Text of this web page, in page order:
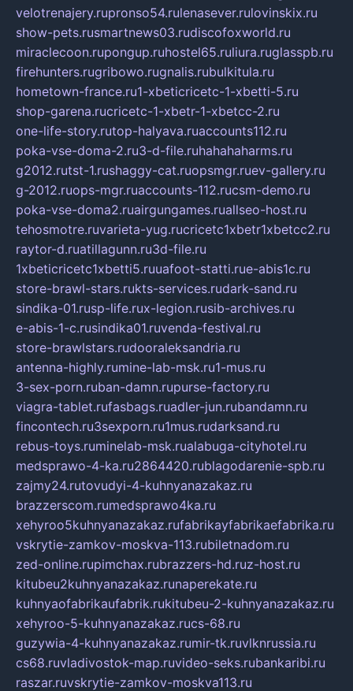
velotrenajery.rupronso54.rulenasever.rulovinskix.ru
show-pets.rusmartnews03.rudiscofoxworld.ru
miraclecoon.rupongup.ruhostel65.ruliura.ruglasspb.ru
firehunters.rugribowo.rugnalis.rubulkitula.ru
hometown-france.ru1-xbeticricetc-1-xbetti-5.ru
shop-garena.rucricetc-1-xbetr-1-xbetcc-2.ru
one-life-story.rutop-halyava.ruaccounts112.ru
poka-vse-doma-2.ru3-d-file.ruhahahaharms.ru
g2012.rutst-1.rushaggy-cat.ruopsmgr.ruev-gallery.ru
g-2012.ruops-mgr.ruaccounts-112.rucsm-demo.ru
poka-vse-doma2.ruairgungames.ruallseo-host.ru
tehosmotre.ruvarieta-yug.rucricetc1xbetr1xbetcc2.ru
raytor-d.ruatillagunn.ru3d-file.ru
1xbeticricetc1xbetti5.ruuafoot-statti.rue-abis1c.ru
store-brawl-stars.rukts-services.rudark-sand.ru
sindika-01.rusp-life.rux-legion.rusib-archives.ru
e-abis-1-c.rusindika01.ruvenda-festival.ru
store-brawlstars.rudooraleksandria.ru
antenna-highly.rumine-lab-msk.ru1-mus.ru
3-sex-porn.ruban-damn.rupurse-factory.ru
viagra-tablet.rufasbags.ruadler-jun.rubandamn.ru
fincontech.ru3sexporn.ru1mus.rudarksand.ru
rebus-toys.ruminelab-msk.rualabuga-cityhotel.ru
medsprawo-4-ka.ru2864420.rublagodarenie-spb.ru
zajmy24.rutovudyi-4-kuhnyanazakaz.ru
brazzerscom.rumedsprawo4ka.ru
xehyroo5kuhnyanazakaz.rufabrikayfabrikaefabrika.ru
vskrytie-zamkov-moskva-113.rubiletnadom.ru
zed-online.rupimchax.rubrazzers-hd.ruz-host.ru
kitubeu2kuhnyanazakaz.runaperekate.ru
kuhnyaofabrikaufabrik.rukitubeu-2-kuhnyanazakaz.ru
xehyroo-5-kuhnyanazakaz.rucs-68.ru
guzywia-4-kuhnyanazakaz.rumir-tk.ruvlknrussia.ru
cs68.ruvladivostok-map.ruvideo-seks.rubankaribi.ru
raszar.ruvskrytie-zamkov-moskva113.ru